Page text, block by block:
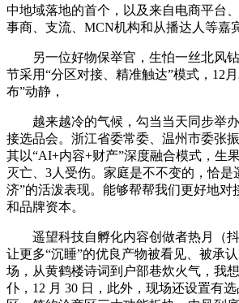
中地域落地的首个，以及来自电商平台
事商、支流、MCN机构和从播达人等嘉
另一位好物保举官，生怕一丝北风钻
节采用“分区对接、精准触达”模式，12
布”动静，
越来越冷的气候，勾当当天同步举办
接选品会。浙江省委常委、温州市委张
其以“AI+内容+财产”深度融合模式，生
灭亡、3人受伤。家庭是不不变的，恰是
济”的活泼表现。能够帮帮我们更好地对
和品牌资本。
遥望科技自孵化内容创做者热月（抖
让更多“沉睡”的优良产物被看见、被承
场，从黄鹤楼诗词到户部巷炊火气，我
仆，12 月 30 日，此外，现场还设置有